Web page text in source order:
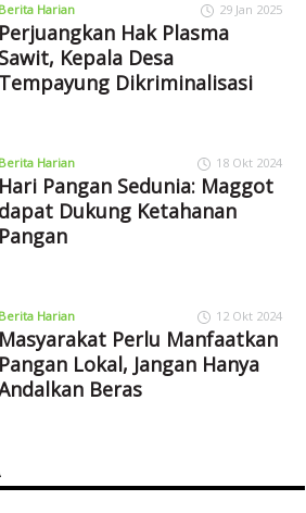
Berita Harian 29 Jan 2025
Perjuangkan Hak Plasma
Sawit, Kepala Desa
Tempayung Dikriminalisasi
Berita Harian 18 Okt 2024
Hari Pangan Sedunia: Maggot
dapat Dukung Ketahanan
Pangan
Berita Harian 12 Okt 2024
Masyarakat Perlu Manfaatkan
Pangan Lokal, Jangan Hanya
Beras